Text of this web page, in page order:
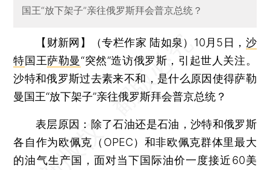
国王“放下架子”亲往俄罗斯拜会普京总统？
【财新网】（专栏作家 陆如泉） 10月5日， 沙
特国王萨勒曼“突然”造访俄罗斯，引起世人关注。
沙特和俄罗斯过去素来不和，是什么原因使得萨勒
曼国王“放下架子”亲往俄罗斯拜会普京总统？
表层原因：除了石油还是石油，沙特和俄罗斯
各自作为欧佩克（OPEC）和非欧佩克群体里最大
的油气生产国，面对当下国际油价一度接近60美